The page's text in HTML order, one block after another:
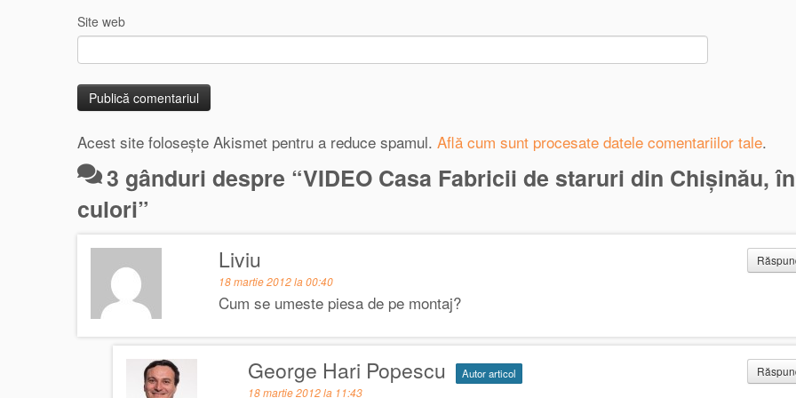
Site web
Acest site folosește Akismet pentru a reduce spamul. Află cum sunt procesate datele comentariilor tale.
3 gânduri despre “VIDEO Casa Fabricii de staruri din Chișinău, în
culori”
Liviu
18 martie 2012 la 00:40
Cum se umeste piesa de pe montaj?
George Hari Popescu Autor articol
18 martie 2012 la 11:43